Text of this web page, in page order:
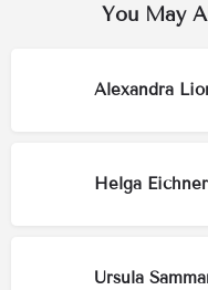
You May
Alexandra
Helga Eichner
Ursula